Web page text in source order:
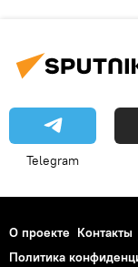
Telegram
О проекте Контакты
Политика